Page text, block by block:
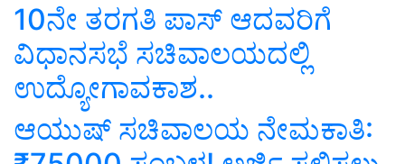
10ನೇ ತರಗತಿ ಪಾಸ್‌ ಆದವರಿಗೆ
ವಿಧಾನಸಭೆ ಸಚಿವಾಲಯದಲ್ಲಿ
ಉದ್ಯೋಗಾವಕಾಶ..
ಆಯುಷ್ ಸಚಿವಾಲಯ ನೇಮಕಾತಿ: